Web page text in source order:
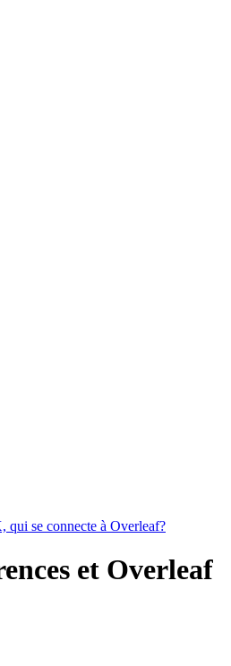
qui se connecte à Overleaf?
et Overleaf